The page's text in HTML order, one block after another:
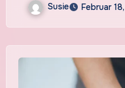
Susie Februar